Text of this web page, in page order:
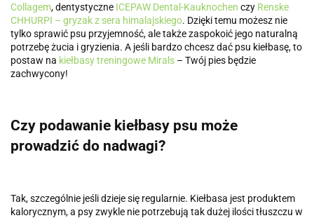
Collagem, dentystyczne ICEPAW Dental-Kauknochen czy Renske
CHHURPI – gryzak z sera himalajskiego. Dzięki temu możesz nie
tylko sprawić psu przyjemność, ale także zaspokoić jego naturalną
potrzebę żucia i gryzienia. A jeśli bardzo chcesz dać psu kiełbasę, to
postaw na kiełbasy treningowe Mirals – Twój pies będzie
zachwycony!
Czy podawanie kiełbasy psu może
prowadzić do nadwagi?
Tak, szczególnie jeśli dzieje się regularnie. Kiełbasa jest produktem
kalorycznym, a psy zwykle nie potrzebują tak dużej ilości tłuszczu w